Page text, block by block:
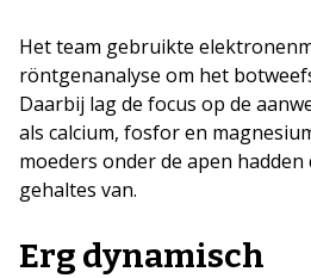
Het team gebruikte
röntgenanalyse om het
Daarbij lag de focus op de
als calcium, fosfor en
moeders onder de apen
gehaltes van.
Erg dynamisch